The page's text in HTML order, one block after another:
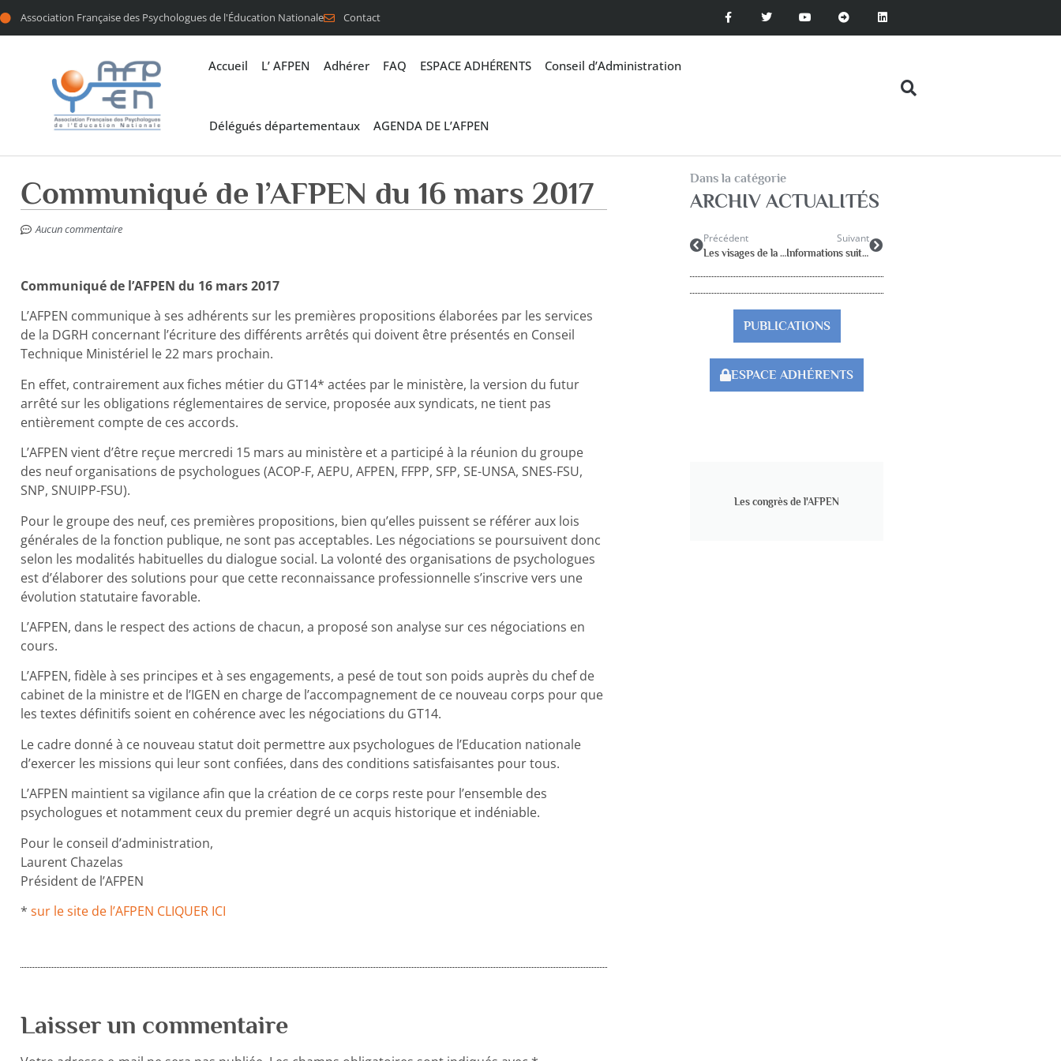
Association Française des Psychologues de l'Éducation Nationale Contact
Accueil L’ AFPEN Adhérer FAQ ESPACE ADHÉRENTS Conseil d’Administration
Délégués départementaux AGENDA DE L’AFPEN
Communiqué de l’AFPEN du 16 mars 2017
Aucun commentaire
Communiqué de l’AFPEN du 16 mars 2017
L’AFPEN communique à ses adhérents sur les premières propositions élaborées par les services
de la DGRH concernant l’écriture des différents arrêtés qui doivent être présentés en Conseil
Technique Ministériel le 22 mars prochain.
En effet, contrairement aux fiches métier du GT14* actées par le ministère, la version du futur
arrêté sur les obligations réglementaires de service, proposée aux syndicats, ne tient pas
entièrement compte de ces accords.
L’AFPEN vient d’être reçue mercredi 15 mars au ministère et a participé à la réunion du groupe
des neuf organisations de psychologues (ACOP-F, AEPU, AFPEN, FFPP, SFP, SE-UNSA, SNES-FSU,
SNP, SNUIPP-FSU).
Pour le groupe des neuf, ces premières propositions, bien qu’elles puissent se référer aux lois
générales de la fonction publique, ne sont pas acceptables. Les négociations se poursuivent donc
selon les modalités habituelles du dialogue social. La volonté des organisations de psychologues
est d’élaborer des solutions pour que cette reconnaissance professionnelle s’inscrive vers une
évolution statutaire favorable.
L’AFPEN, dans le respect des actions de chacun, a proposé son analyse sur ces négociations en
cours.
L’AFPEN, fidèle à ses principes et à ses engagements, a pesé de tout son poids auprès du chef de
cabinet de la ministre et de l’IGEN en charge de l’accompagnement de ce nouveau corps pour que
les textes définitifs soient en cohérence avec les négociations du GT14.
Le cadre donné à ce nouveau statut doit permettre aux psychologues de l’Education nationale
d’exercer les missions qui leur sont confiées, dans des conditions satisfaisantes pour tous.
L’AFPEN maintient sa vigilance afin que la création de ce corps reste pour l’ensemble des
psychologues et notamment ceux du premier degré un acquis historique et indéniable.
Pour le conseil d’administration,
Laurent Chazelas
Président de l’AFPEN
* sur le site de l’AFPEN CLIQUER ICI
Laisser un commentaire
Dans la catégorie
ARCHIV ACTUALITÉS
Précédent
Les visages de la dépression chez l’enfant et l’adolescent : repérer, comprendre, accompagner
Suivant
Informations suite au Conseil Technique Ministériel du 22 mars 2017
PUBLICATIONS
ESPACE ADHÉRENTS
Les congrès de l'AFPEN